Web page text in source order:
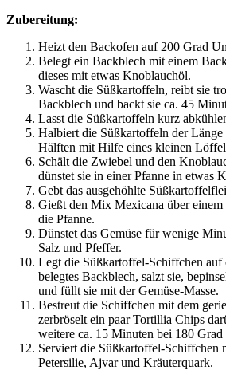
Zubereitung:
Heizt den Backofen auf 200 Grad
Belegt ein Backblech mit einem
dieses mit etwas Knoblauchöl.
Wascht die Süßkartoffeln, reibt sie
Backblech und backt sie ca. 45
Lasst die Süßkartoffeln kurz
Halbiert die Süßkartoffeln der
Hälften mit Hilfe eines kleinen
Schält die Zwiebel und den
dünstet sie in einer Pfanne in etwas
Gebt das ausgehöhlte
Gießt den Mix Mexicana über
die Pfanne.
Dünstet das Gemüse für wenige
Salz und Pfeffer.
Legt die Süßkartoffel-Schiffchen auf
belegtes Backblech, salzt sie,
und füllt sie mit der Gemüse-Masse.
Bestreut die Schiffchen mit dem
zerbröselt ein paar Tortillia Chips
weitere ca. 15 Minuten bei 180
Serviert die Süßkartoffel-Schiffchen
Petersilie, Ajvar und Kräuterquark.